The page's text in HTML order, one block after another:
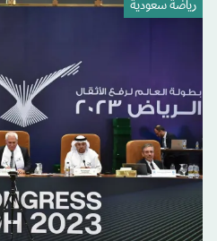
رياضة سعودية